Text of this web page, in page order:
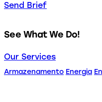
Send Brief
See What We Do!
Our Services
Armazenamento Energia